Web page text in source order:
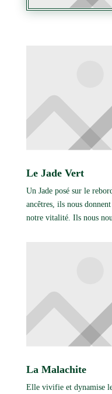
Le Jade Vert
Un Jade posé sur le
ancêtres, ils nous
notre vitalité. Ils nous
La Malachite
Elle vivifie et dynamise